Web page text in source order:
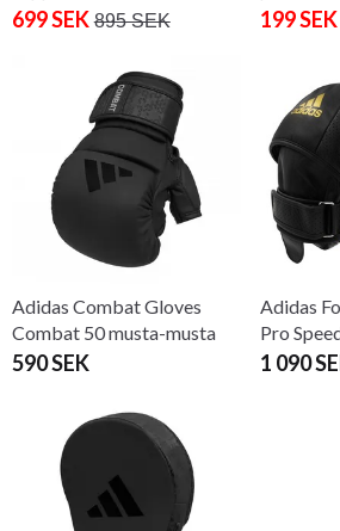
699 SEK 895 SEK 199 SEK
Adidas Combat Gloves
Combat 50 musta-musta
590 SEK
Adidas
Pro
1 090